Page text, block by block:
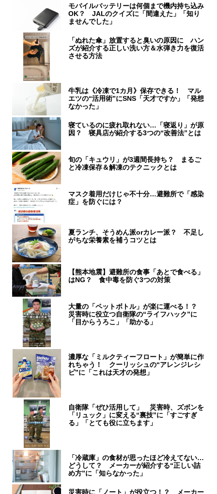
モバイルバッテリーは何個まで機内持ち込み
OK？ JALのクイズに「間違えた」「知り
ませんでした」
「ぬれた傘」放置すると臭いの原因に ハン
ズが紹介する正しい洗い方＆水弾き力を復活
させる方法
牛乳は《冷凍で1カ月》保存できる！ マル
エツの“活用術”にSNS「天才ですか」「発想
なかった」
寝ているのに疲れ取れない…「寝返り」が原
因？ 寝具店が紹介する3つの“改善法”とは
旬の「キュウリ」が3週間長持ち？ まるご
と冷凍保存＆解凍のテクニックとは
マスク着用だけじゃ不十分…避難所で「感染
症」を防ぐには？
夏ランチ、そうめん派orカレー派？ 不足し
がちな栄養素を補うコツとは
【熊本地震】避難所の食事「あとで食べる」
はNG？ 食中毒を防ぐ3つの対策
大量の「ペットボトル」が楽に運べる！？
災害時に役立つ自衛隊の“ライフハック”に
「目からうろこ」「助かる」
濃厚な「ミルクティーフロート」が簡単に作
れちゃう！ クーリッシュの“アレンジレシ
ピ”に「これは天才の発想」
自衛隊「ぜひ活用して」 災害時、ズボンを
「リュック」に変える“裏技”に「すごすぎ
る」「とても役に立ちます」
「冷蔵庫」の食材が思ったほど冷えてない…
どうして？ メーカーが紹介する“正しい詰
め方”に「知らなかった」
災害時に「ノート」が役立つ！？ メーカー